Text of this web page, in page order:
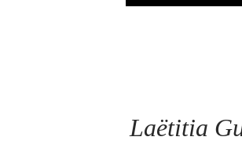
Laëtitia